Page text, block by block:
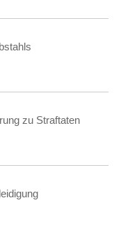
zu Straftaten